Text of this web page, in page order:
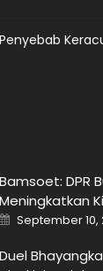
Bamsoet: DPR
Meningkatkan
Posted
on
September 10,
Duel